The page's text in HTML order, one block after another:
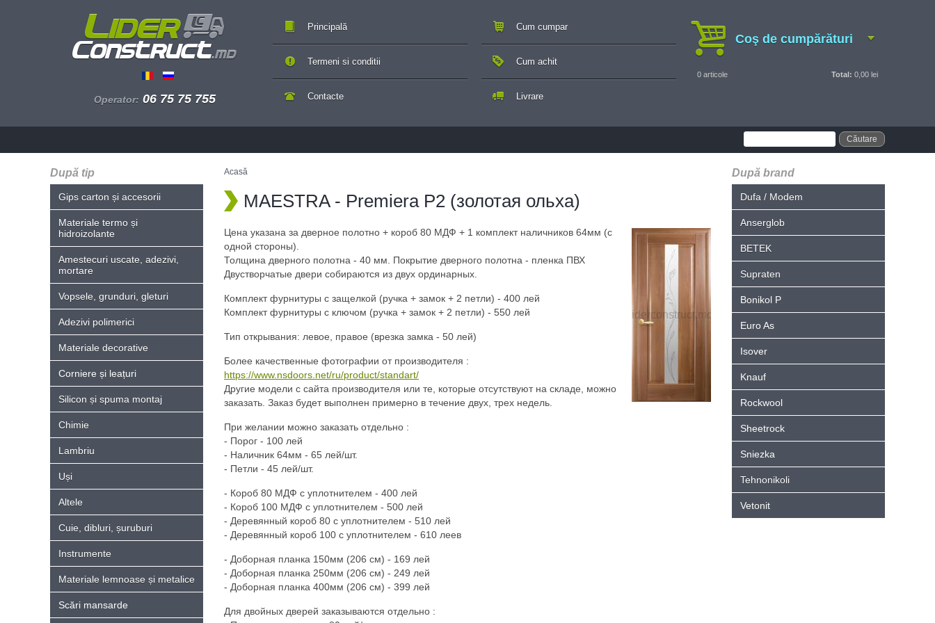
Operator: 06 75 75 755
Principală
Contacte
Cum cumpar
Cum achit
Livrare
Termeni si conditii
Coş de cumpărături
0 articole Total: 0,00 lei
După tip
Gips carton și accesorii
Materiale termo și
hidroizolante
Amestecuri uscate, adezivi,
mortare
Vopsele, grunduri, gleturi
Adezivi polimerici
Materiale decorative
Corniere și leațuri
Silicon și spuma montaj
Chimie
Lambriu
Uși
Altele
Cuie, dibluri, șuruburi
Instrumente
Materiale lemnoase și metalice
Scări mansarde
Acasă
MAESTRA - Premiera P2 (золотая ольха)
Цена указана за дверное полотно + короб 80 МДФ + 1 комплект наличников 64мм (с
одной стороны).
Толщина дверного полотна - 40 мм. Покрытие дверного полотна - пленка ПВХ
Двустворчатые двери собираются из двух ординарных.
Комплект фурнитуры с защелкой (ручка + замок + 2 петли) - 400 лей
Комплект фурнитуры с ключом (ручка + замок + 2 петли) - 550 лей
Тип открывания: левое, правое (врезка замка - 50 лей)
Более качественные фотографии от производителя :
https://www.nsdoors.net/ru/product/standart/
Другие модели с сайта производителя или те, которые отсутствуют на складе, можно
заказать. Заказ будет выполнен примерно в течение двух, трех недель.
При желании можно заказать отдельно :
- Порог - 100 лей
- Hаличник 64мм - 65 лей/шт.
- Петли - 45 лей/шт.
- Короб 80 МДФ с уплотнителем - 400 лей
- Короб 100 МДФ с уплотнителем - 500 лей
- Деревянный короб 80 с уплотнителем - 510 лей
- Деревянный короб 100 с уплотнителем - 610 леев
- Доборная планка 150мм (206 см) - 169 лей
- Доборная планка 250мм (206 см) - 249 лей
- Доборная планка 400мм (206 см) - 399 лей
Для двойных дверей заказываются отдельно :
După brand
Dufa / Modem
Anserglob
BETEK
Supraten
Bonikol P
Euro As
Isover
Knauf
Rockwool
Sheetrock
Sniezka
Tehnonikoli
Vetonit